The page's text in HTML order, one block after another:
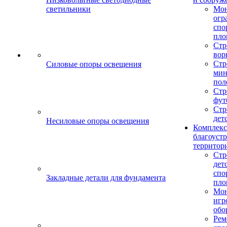
светильники
Силовые опоры освещения
Несиловые опоры освещения
Закладные детали для фундамента